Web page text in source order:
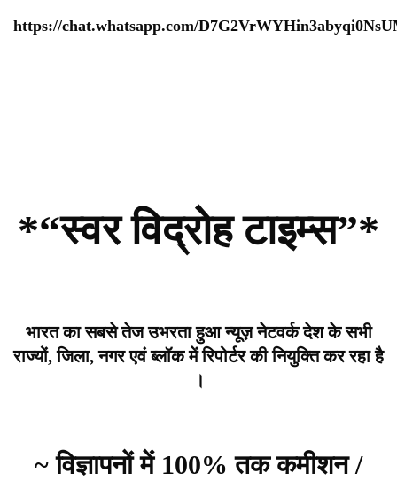
https://chat.whatsapp.com/
*“स्वर विद्रोह टाइम्स”*
भारत का सबसे तेज उभरता हुआ न्यूज़ नेटवर्क देश के सभी
राज्यों, जिला, नगर एवं ब्लॉक में रिपोर्टर की नियुक्ति कर रहा है
।
~ विज्ञापनों में 100% तक कमीशन /